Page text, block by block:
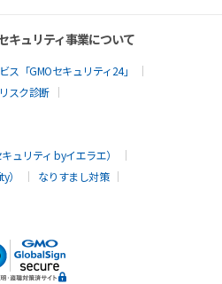
キュリティ事業について
「GMOセキュリティ24」
スク診断
ュリティ byイエラエ）
）
なりすまし対策